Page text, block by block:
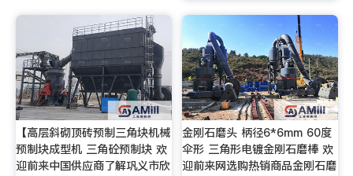
【高层斜砌顶砖预制三角块机械
预制块成型机 三角砼预制块 欢
迎前来中国供应商了解巩义市欣
金刚石磨头 柄径6*6mm 60度
伞形 三角形电镀金刚石磨棒 欢
迎前来网选购热销商品金刚石磨